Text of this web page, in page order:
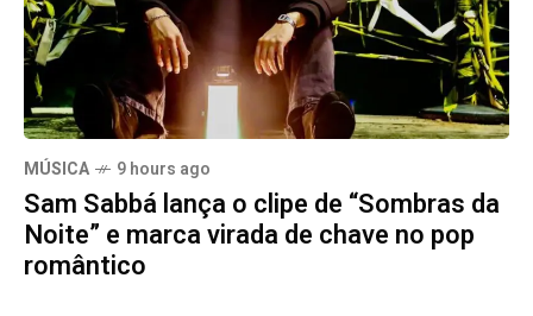
MÚSICA 9 hours ago
Sam Sabbá lança o clipe de “Sombras da
Noite” e marca virada de chave no pop
romântico